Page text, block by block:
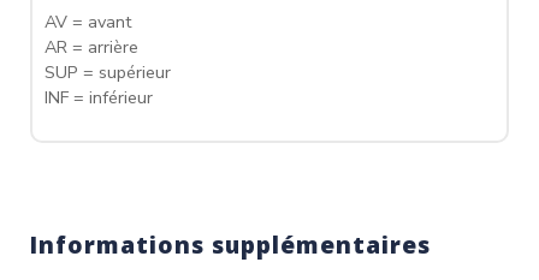
AV = avant
AR = arrière
SUP = supérieur
INF = inférieur
Informations supplémentaires